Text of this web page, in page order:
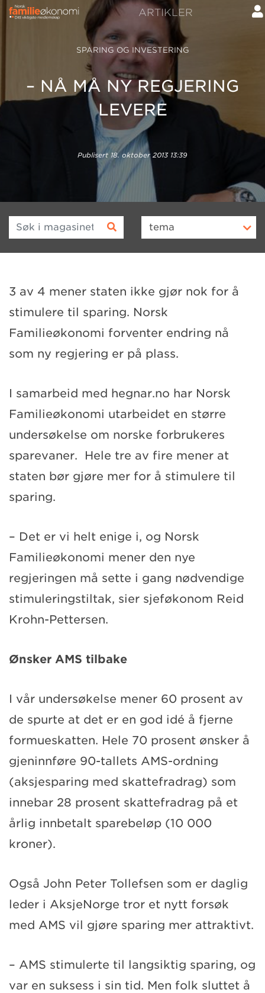
ARTIKLER
SPARING OG INVESTERING
– NÅ MÅ NY REGJERING
LEVERE
Publisert 18. oktober 2013 13:39
Søk i magasinet tema
3 av 4 mener staten ikke gjør nok for å
stimulere til sparing. Norsk
Familieøkonomi forventer endring nå
som ny regjering er på plass.
I samarbeid med hegnar.no har Norsk
Familieøkonomi utarbeidet en større
undersøkelse om norske forbrukeres
sparevaner. Hele tre av fire mener at
staten bør gjøre mer for å stimulere til
sparing.
– Det er vi helt enige i, og Norsk
Familieøkonomi mener den nye
regjeringen må sette i gang nødvendige
stimuleringstiltak, sier sjeføkonom Reid
Krohn-Pettersen.
Ønsker AMS tilbake
I vår undersøkelse mener 60 prosent av
de spurte at det er en god idé å fjerne
formueskatten. Hele 70 prosent ønsker å
gjeninnføre 90-tallets AMS-ordning
(aksjesparing med skattefradrag) som
innebar 28 prosent skattefradrag på et
årlig innbetalt sparebeløp (10 000
kroner).
Også John Peter Tollefsen som er daglig
leder i AksjeNorge tror et nytt forsøk
med AMS vil gjøre sparing mer attraktivt.
– AMS stimulerte til langsiktig sparing, og
var en suksess i sin tid. Men folk sluttet å